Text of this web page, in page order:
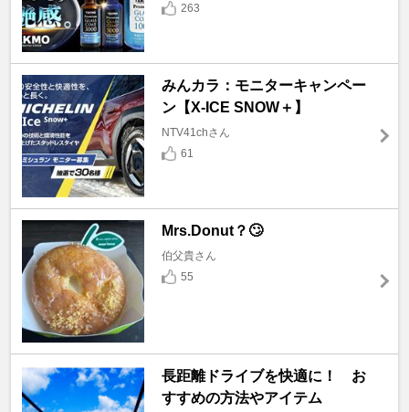
263
みんカラ：モニターキャンペー
ン【X-ICE SNOW＋】
NTV41chさん
61
Mrs.Donut？🙄
伯父貴さん
55
長距離ドライブを快適に！ お
すすめの方法やアイテム